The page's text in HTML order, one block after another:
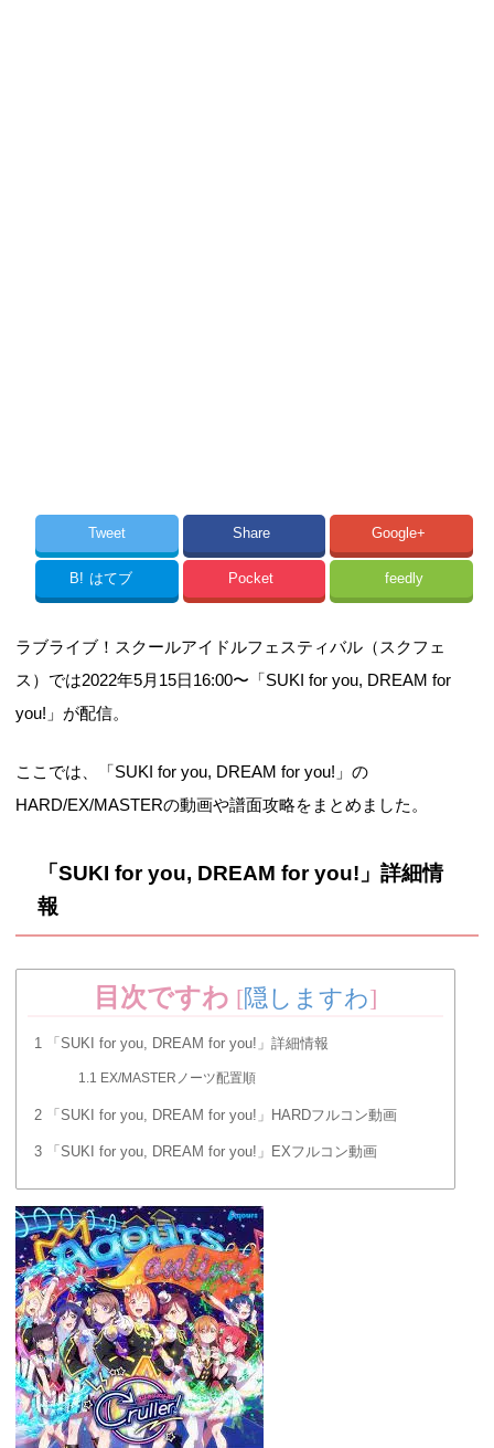
Tweet Share Google+
B! はてブ Pocket feedly
ラブライブ！スクールアイドルフェスティバル（スクフェ
ス）では2022年5月15日16:00〜「SUKI for you, DREAM for
you!」が配信。
ここでは、「SUKI for you, DREAM for you!」の
HARD/EX/MASTERの動画や譜面攻略をまとめました。
「SUKI for you, DREAM for you!」詳細情
報
目次ですわ [隠しますわ]
1 「SUKI for you, DREAM for you!」詳細情報
1.1 EX/MASTERノーツ配置順
2 「SUKI for you, DREAM for you!」HARDフルコン動画
3 「SUKI for you, DREAM for you!」EXフルコン動画